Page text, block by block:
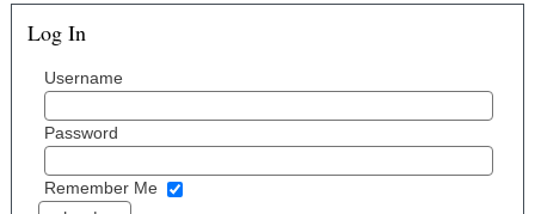
Log In
Username
Password
Remember Me